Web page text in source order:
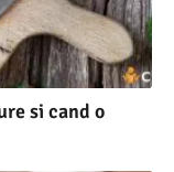
si cand o